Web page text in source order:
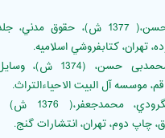
5- امامي، سيدحسن،( 1377 ش)، حقوق مدني، جلد
تهران، كتابفروشي اسلاميه.
6- حرعاملي، محمدبی حسن، (1374 ش)، وسایل
7- جعفري لنگرودي، محمدجعفر،( 1376 ش) ،
چاپ دوم، تهران، انتشارات گنج.